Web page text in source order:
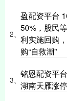
2、
盈配资平台
50%，股民
利实施回购
购“自救潮”
3、
铭恩配资平
湖南天雁涨停